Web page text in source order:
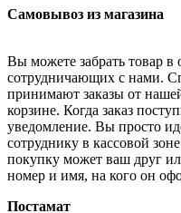
Самовывоз из магазина
Вы можете забрать товар в
сотрудничающих с нами.
принимают заказы от
корзине. Когда заказ
уведомление. Вы просто
сотруднику в кассовой
покупку может ваш друг
номер и имя, на кого он
Постамат